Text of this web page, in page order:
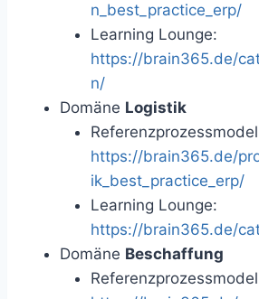
n_best_practice_erp/
Learning Lounge:
https://brain365.de/
n/
Domäne Logistik
https://brain365.de/
ik_best_practice_erp/
Learning Lounge:
https://brain365.de/
Domäne Beschaffung